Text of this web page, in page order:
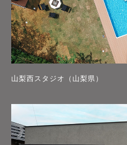
山梨西スタジオ（山梨県）